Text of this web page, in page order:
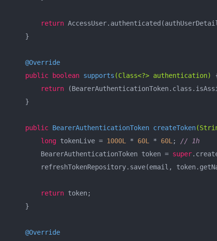
return
    }
@Override
public
boolean supports (Class<?> authentication)
return
    }
public BearerAuthenticationToken createToken
long tokenLive = 1000L * 60L * 60L ; // 1h
        BearerAuthenticationToken token =
super
refreshTokenRepository.save(email,
return token;
    }
@Override